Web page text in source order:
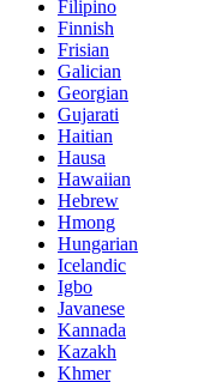
Filipino
Finnish
Frisian
Galician
Georgian
Gujarati
Haitian
Hausa
Hawaiian
Hebrew
Hmong
Hungarian
Icelandic
Igbo
Javanese
Kannada
Kazakh
Khmer